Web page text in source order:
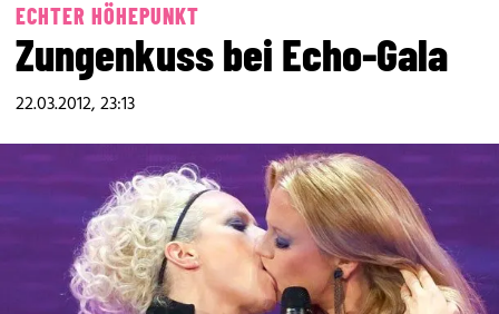
ECHTER HÖHEPUNKT
Zungenkuss bei Echo-Gala
22.03.2012, 23:13